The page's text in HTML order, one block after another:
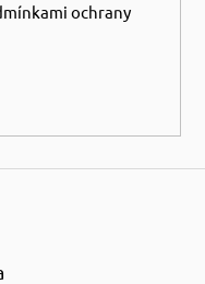
ochrany